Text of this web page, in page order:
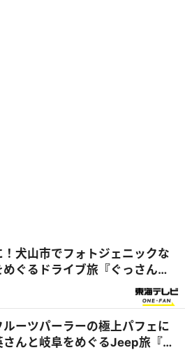
犬山市でフォトジェニックな
めぐるドライブ旅『ぐっさん
ルーツパーラーの極上パフェに
んと岐阜をめぐるJeep旅『ぐ